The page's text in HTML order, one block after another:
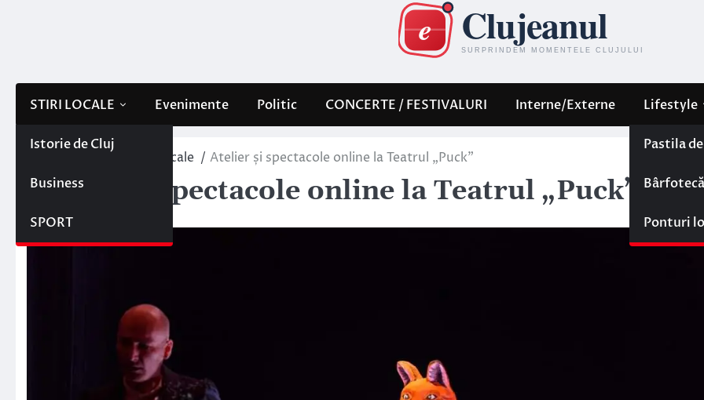
STIRI LOCALE
Istorie de Cluj
Business
SPORT
Evenimente Politic CONCERTE / FESTIVALURI Interne/Externe Lifestyle
Pastila
Bârfotecă
Ponturi
Evenimente locale Atelier și spectacole online la Teatrul „Puck”
Atelier și spectacole online la Teatrul „Puck”
20 aprilie 2021